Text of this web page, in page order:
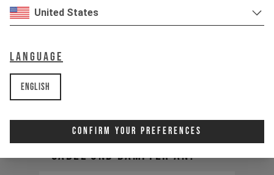
United States
Language
English
Confirm Your Preferences
UND DÄMPFER ZUM
WIE UNTERSCHEIDEN SICH
LUFTFEDERUNG?
BIETET IHR TUNING FÜR
GABEL UND DÄMPFER AN?